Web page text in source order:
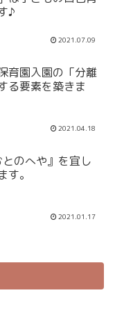
♪
2021.07.09
育園入園の「分離
る要素を築きま
2021.04.18
のへや』を宜し
す。
2021.01.17